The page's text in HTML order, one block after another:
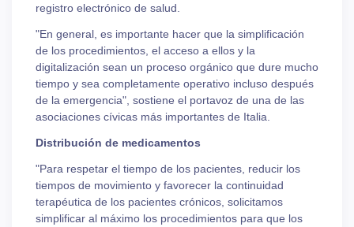
registro electrónico de salud.
"En general, es importante hacer que la simplificación
de los procedimientos, el acceso a ellos y la
digitalización sean un proceso orgánico que dure mucho
tiempo y sea completamente operativo incluso después
de la emergencia", sostiene el portavoz de una de las
asociaciones cívicas más importantes de Italia.
Distribución de medicamentos
"Para respetar el tiempo de los pacientes, reducir los
tiempos de movimiento y favorecer la continuidad
terapéutica de los pacientes crónicos, solicitamos
simplificar al máximo los procedimientos para que los